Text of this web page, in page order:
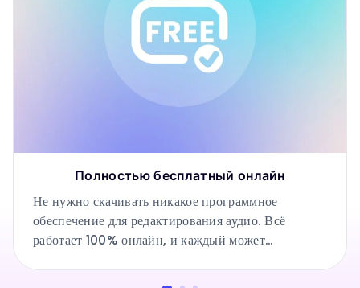
Полностью бесплатный онлайн
Не нужно скачивать никакое программное
обеспечение для редактирования аудио. Всё
работает 100% онлайн, и каждый может